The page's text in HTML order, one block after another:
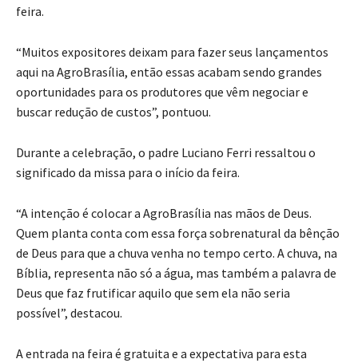
feira.
“Muitos expositores deixam para fazer seus lançamentos
aqui na AgroBrasília, então essas acabam sendo grandes
oportunidades para os produtores que vêm negociar e
buscar redução de custos”, pontuou.
Durante a celebração, o padre Luciano Ferri ressaltou o
significado da missa para o início da feira.
“A intenção é colocar a AgroBrasília nas mãos de Deus.
Quem planta conta com essa força sobrenatural da bênção
de Deus para que a chuva venha no tempo certo. A chuva, na
Bíblia, representa não só a água, mas também a palavra de
Deus que faz frutificar aquilo que sem ela não seria
possível”, destacou.
A entrada na feira é gratuita e a expectativa para esta